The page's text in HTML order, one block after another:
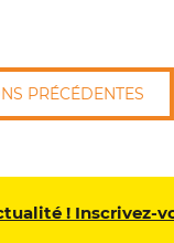
PRÉCÉDENTES
! Inscrivez-